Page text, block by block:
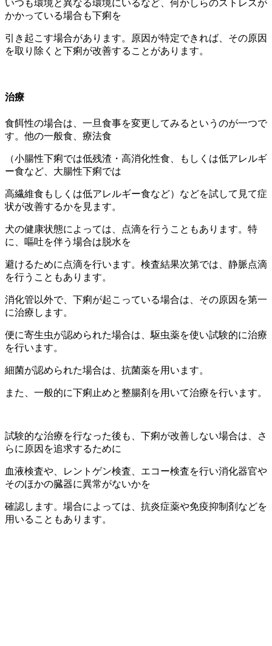
いつも環境と異なる環境にいるなど、何かしらのストレスが
かかっている場合も下痢を
引き起こす場合があります。原因が特定できれば、その原因
を取り除くと下痢が改善することがあります。
治療
食餌性の場合は、一旦食事を変更してみるというのが一つで
す。他の一般食、療法食
（小腸性下痢では低残渣・高消化性食、もしくは低アレルギ
ー食など、大腸性下痢では
高繊維食もしくは低アレルギー食など）などを試して見て症
状が改善するかを見ます。
犬の健康状態によっては、点滴を行うこともあります。特
に、嘔吐を伴う場合は脱水を
避けるために点滴を行います。検査結果次第では、静脈点滴
を行うこともあります。
消化管以外で、下痢が起こっている場合は、その原因を第一
に治療します。
便に寄生虫が認められた場合は、駆虫薬を使い試験的に治療
を行います。
細菌が認められた場合は、抗菌薬を用います。
また、一般的に下痢止めと整腸剤を用いて治療を行います。
試験的な治療を行なった後も、下痢が改善しない場合は、さ
らに原因を追求するために
血液検査や、レントゲン検査、エコー検査を行い消化器官や
そのほかの臓器に異常がないかを
確認します。場合によっては、抗炎症薬や免疫抑制剤などを
用いることもあります。